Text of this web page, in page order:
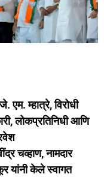
एम. म्हात्रे, विरोधी
लोकप्रतिनिधी आणि
चव्हाण, नामदार
यांनी केले स्वागत